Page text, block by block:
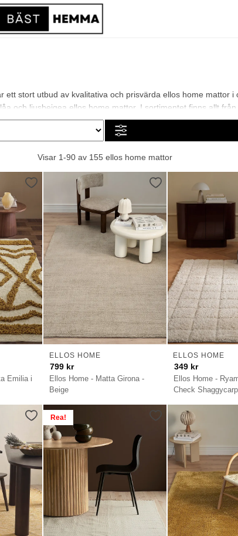
stort utbud av kvalitativa och prisvärda ellos home mattor
och ljusbeigea ellos home mattor. I sortimentet finns allt
Visar 1-90 av 155 ellos home mattor
Emilia i
Ellos Home - Matta Girona -
Beige
ELLOS HOME
799 kr
Ellos Home -
Check
ELLOS HOME
349 kr
Rea!